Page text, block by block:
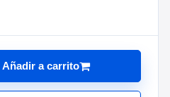
Añadir a carrito